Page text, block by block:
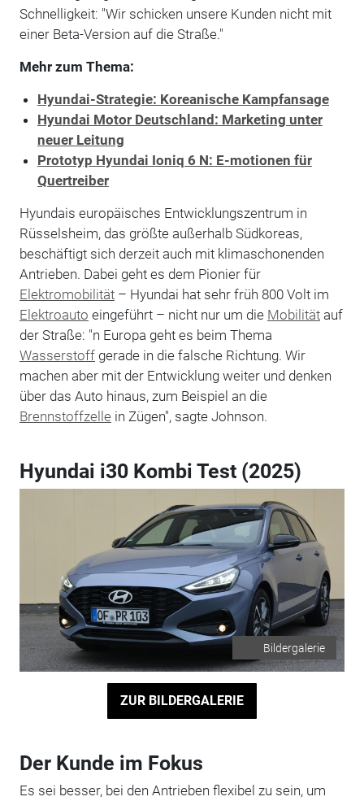
Schnelligkeit: "Wir schicken unsere Kunden nicht mit
einer Beta-Version auf die Straße."
Mehr zum Thema:
Hyundai-Strategie: Koreanische Kampfansage
Hyundai Motor Deutschland: Marketing unter
neuer Leitung
Prototyp Hyundai Ioniq 6 N: E-motionen für
Quertreiber
Hyundais europäisches Entwicklungszentrum in
Rüsselsheim, das größte außerhalb Südkoreas,
beschäftigt sich derzeit auch mit klimaschonenden
Antrieben. Dabei geht es dem Pionier für
Elektromobilität– Hyundai hat sehr früh 800 Volt im
Elektroauto eingeführt – nicht nur um die Mobilitätauf
der Straße: "n Europa geht es beim Thema
Wasserstoffgerade in die falsche Richtung. Wir
machen aber mit der Entwicklung weiter und denken
über das Auto hinaus, zum Beispiel an die
Brennstoffzelle in Zügen", sagte Johnson.
Hyundai i30 Kombi Test (2025)
Bildergalerie
ZUR BILDERGALERIE
Der Kunde im Fokus
Es sei besser, bei den Antrieben flexibel zu sein, um